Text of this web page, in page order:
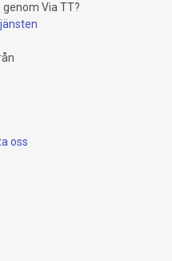
Via TT?
oss